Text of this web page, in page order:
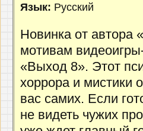
Язык: Русский
Новинка от автора
мотивам
«Выход 8». Этот
хоррора и мистики
вас самих. Если
не видеть чужих